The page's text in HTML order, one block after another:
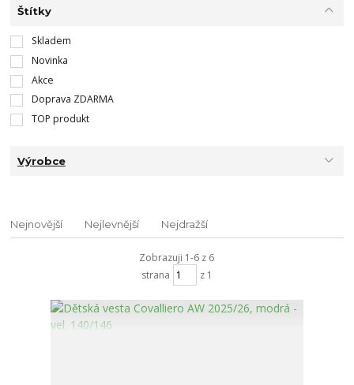
Štítky
Skladem
Novinka
Akce
Doprava ZDARMA
TOP produkt
Výrobce
Nejnovější Nejlevnější Nejdražší
Zobrazuji 1-6 z 6
strana
z 1